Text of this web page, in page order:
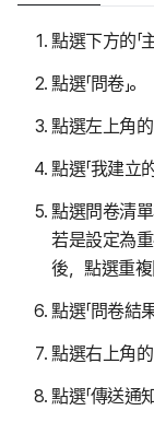
點選下方的「主
點選「問卷」。
點選左上角的
點選「我建立的
點選問卷清單
若是設定為重
後，點選重複
點選「問卷結果
點選右上角的
點選「傳送通